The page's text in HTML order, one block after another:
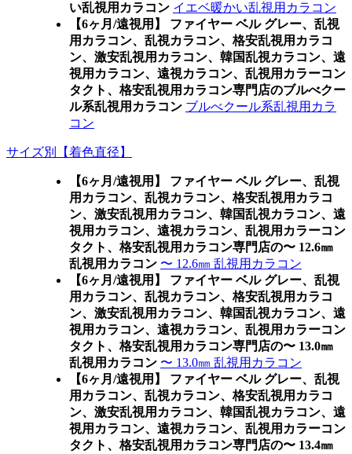
い乱視用カラコン イエベ暖かい乱視用カラコン
【6ヶ月/遠視用】 ファイヤー ベル グレー、乱視
用カラコン、乱視カラコン、格安乱視用カラコ
ン、激安乱視用カラコン、韓国乱視カラコン、遠
視用カラコン、遠視カラコン、乱視用カラーコン
タクト、格安乱視用カラコン専門店のブルべクー
ル系乱視用カラコン ブルべクール系乱視用カラ
コン
サイズ別【着色直径】
【6ヶ月/遠視用】 ファイヤー ベル グレー、乱視
用カラコン、乱視カラコン、格安乱視用カラコ
ン、激安乱視用カラコン、韓国乱視カラコン、遠
視用カラコン、遠視カラコン、乱視用カラーコン
タクト、格安乱視用カラコン専門店の〜 12.6㎜
乱視用カラコン 〜 12.6㎜ 乱視用カラコン
【6ヶ月/遠視用】 ファイヤー ベル グレー、乱視
用カラコン、乱視カラコン、格安乱視用カラコ
ン、激安乱視用カラコン、韓国乱視カラコン、遠
視用カラコン、遠視カラコン、乱視用カラーコン
タクト、格安乱視用カラコン専門店の〜 13.0㎜
乱視用カラコン 〜 13.0㎜ 乱視用カラコン
【6ヶ月/遠視用】 ファイヤー ベル グレー、乱視
用カラコン、乱視カラコン、格安乱視用カラコ
ン、激安乱視用カラコン、韓国乱視カラコン、遠
視用カラコン、遠視カラコン、乱視用カラーコン
タクト、格安乱視用カラコン専門店の〜 13.4㎜